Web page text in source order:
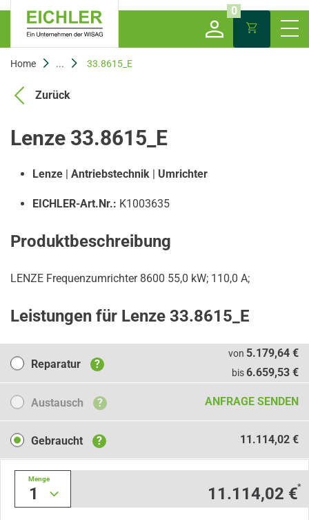
0
Home ... 33.8615_E
Zurück
Lenze 33.8615_E
Lenze | Antriebstechnik | Umrichter
EICHLER-Art.Nr.: K1003635
Produktbeschreibung
LENZE Frequenzumrichter 8600 55,0 kW; 110,0 A;
Leistungen für Lenze 33.8615_E
Reparatur
Reparatur ?
von 5.179,64 €
bis6.659,53 €
Austausch
Austausch ? ANFRAGE SENDEN
Gebraucht
Gebraucht ? 11.114,02 €
1
Menge
11.114,02 €*